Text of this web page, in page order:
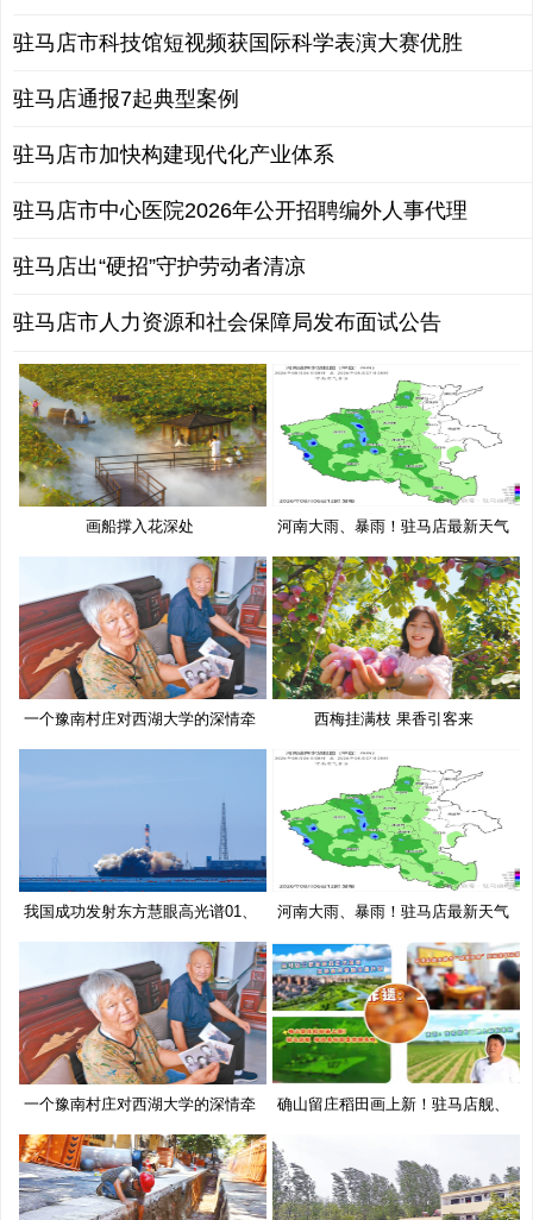
驻马店市科技馆短视频获国际科学表演大赛优胜
驻马店通报7起典型案例
驻马店市加快构建现代化产业体系
驻马店市中心医院2026年公开招聘编外人事代理
驻马店出“硬招”守护劳动者清凉
驻马店市人力资源和社会保障局发布面试公告
画船撑入花深处
河南大雨、暴雨！驻马店最新天气
预
一个豫南村庄对西湖大学的深情牵
挂
西梅挂满枝 果香引客来
我国成功发射东方慧眼高光谱01、
02
河南大雨、暴雨！驻马店最新天气
预
一个豫南村庄对西湖大学的深情牵
挂
确山留庄稻田画上新！驻马店舰、